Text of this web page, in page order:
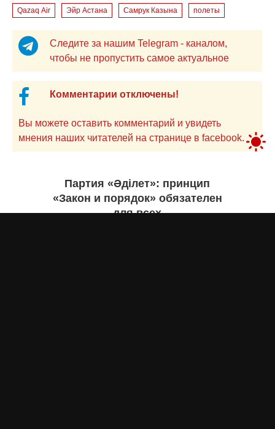
Qazaq Air Эйр Астана Самрук Казына полеты
Следите за нашим Telegram - каналом,
чтобы не пропустить самое актуальное
Комментарии отключены!
Вы можете оставить комментарий и увидеть
мнения наших читателей на странице в facebook.
Партия «Әділет»: принцип
«Закон и порядок» обязателен
для всех